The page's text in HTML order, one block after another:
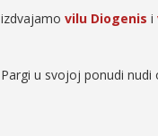
vilu Diogenis i
u svojoj ponudi